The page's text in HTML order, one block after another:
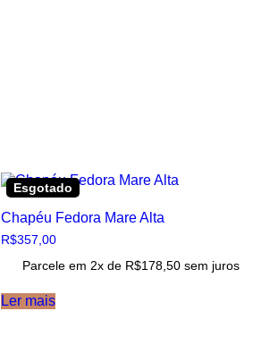
Esgotado
Chapéu Fedora Mare Alta
R$357,00
Parcele em 2x de R$178,50 sem juros
Ler mais